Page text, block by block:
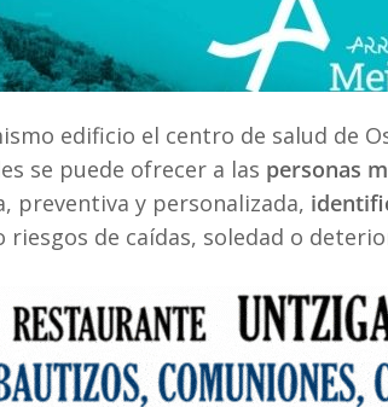
edificio el centro de salud de
se puede ofrecer a las personas
preventiva y personalizada,
riesgos de caídas, soledad o